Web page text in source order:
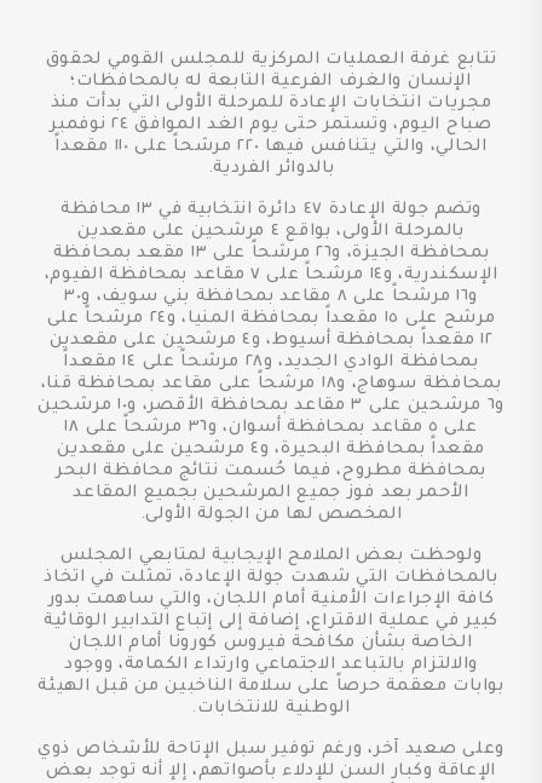
تتابع غرفة العمليات المركزية للمجلس القومي لحقوق
الإنسان والغرف الفرعية التابعة له بالمحافظات؛
مجريات انتخابات الإعادة للمرحلة الأولى التي بدأت منذ
صباح اليوم، وتستمر حتى يوم الغد الموافق ٢٤ نوفمبر
الحالي، والتي يتنافس فيها ٢٢٠ مرشحاً على ١١٠ مقعداً
بالدوائر الفردية.
وتضم جولة الإعادة ٤٧ دائرة انتخابية في ١٣ محافظة
بالمرحلة الأولى، بواقع ٤ مرشحين على مقعدين
بمحافظة الجيزة، و٢٦ مرشحاً على ١٣ مقعد بمحافظة
الإسكندرية، و١٤ مرشحاً على ٧ مقاعد بمحافظة الفيوم،
و١٦ مرشحاً على ٨ مقاعد بمحافظة بني سويف، و٣٠
مرشح على ١٥ مقعداً بمحافظة المنيا، و٢٤ مرشحاً على
١٢ مقعداً بمحافظة أسيوط، و٤ مرشحين على مقعدين
بمحافظة الوادي الجديد، و٢٨ مرشحاً على ١٤ مقعداً
بمحافظة سوهاج، و١٨ مرشحاً على مقاعد بمحافظة قنا،
و٦ مرشحين على ٣ مقاعد بمحافظة الأقصر، و١٠ مرشحين
على ٥ مقاعد بمحافظة أسوان، و٣٦ مرشحاً على ١٨
مقعداً بمحافظة البحيرة، و٤ مرشحين على مقعدين
بمحافظة مطروح، فيما حُسمت نتائج محافظة البحر
الأحمر بعد فوز جميع المرشحين بجميع المقاعد
المخصص لها من الجولة الأولى.
ولوحظت بعض الملامح الإيجابية لمتابعي المجلس
بالمحافظات التي شهدت جولة الإعادة، تمثلت في اتخاذ
كافة الإجراءات الأمنية أمام اللجان، والتي ساهمت بدور
كبير في عملية الاقتراع، إضافة إلى إتباع التدابير الوقائية
الخاصة بشأن مكافحة فيروس كورونا أمام اللجان
والالتزام بالتباعد الاجتماعي وارتداء الكمامة، ووجود
بوابات معقمة حرصاً على سلامة الناخبين من قبل الهيئة
الوطنية للانتخابات.
وعلى صعيد آخر، ورغم توفير سبل الإتاحة للأشخاص ذوي
الإعاقة وكبار السن للإدلاء بأصواتهم، إلإ أنه توجد بعض